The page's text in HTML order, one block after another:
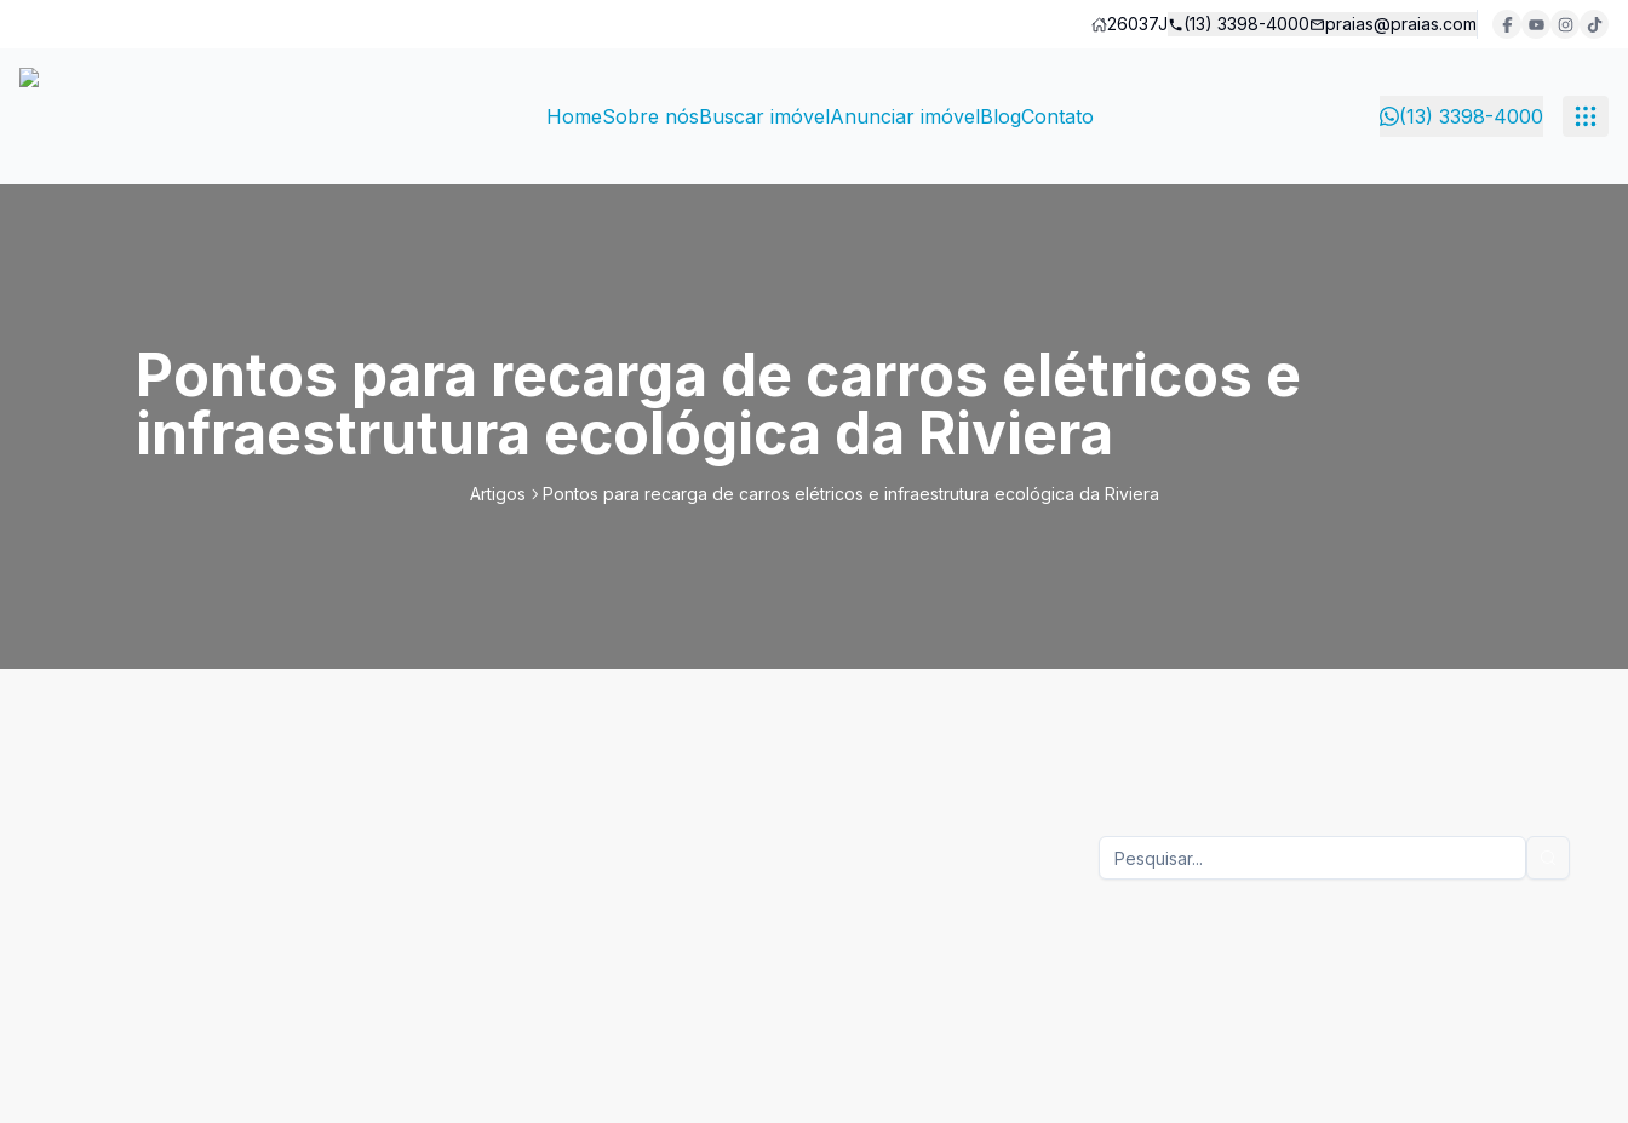
26037J (13) 3398-4000 praias@praias.com
HomeSobre nósBuscar imóvelAnunciar imóvelBlogContato (13) 3398-4000
Pontos para recarga de carros elétricos e
infraestrutura ecológica da Riviera
Artigos Pontos para recarga de carros elétricos e infraestrutura ecológica da Riviera